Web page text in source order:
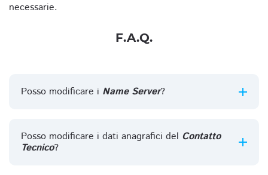
necessarie.
F.A.Q.
Posso modificare i Name Server?
Posso modificare i dati anagrafici del Contatto
Tecnico?